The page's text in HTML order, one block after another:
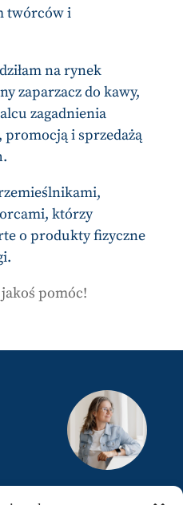
twórców i
na rynek
zaparzacz do kawy,
zagadnienia
i sprzedażą
którzy
o produkty fizyczne
pomóc!